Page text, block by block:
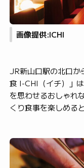
画像提供:ICHI
JR新山口駅の北口か
食 I-CHI（イチ）」
を思わせるおしゃれ
くり食事を楽しめる